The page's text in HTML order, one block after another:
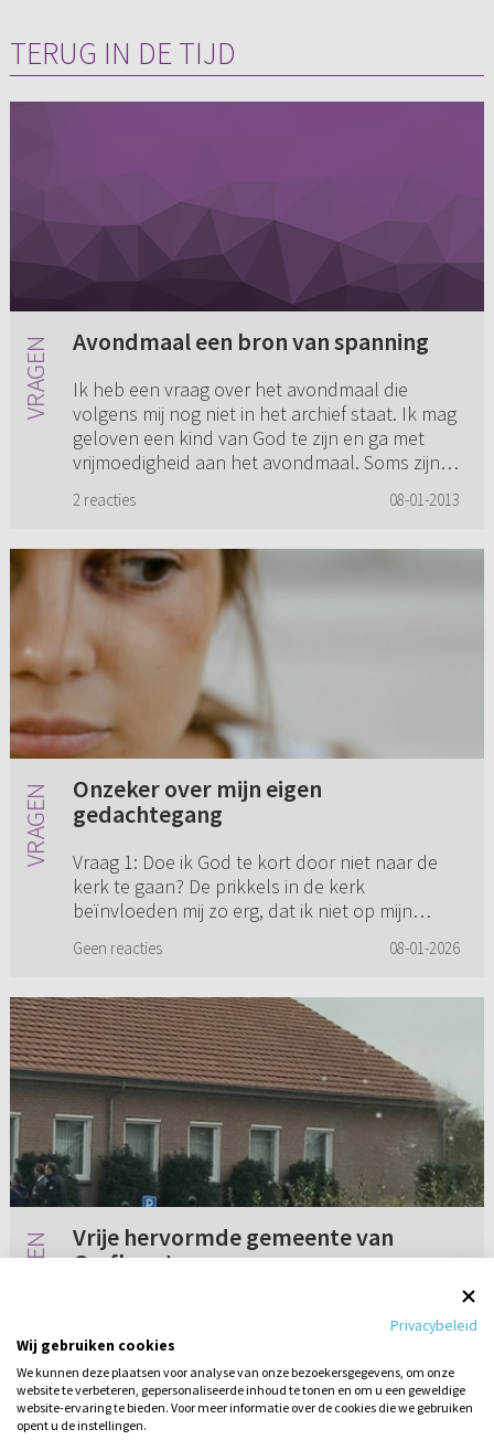
TERUG IN DE TIJD
Avondmaal een bron van spanning
Ik heb een vraag over het avondmaal die
volgens mij nog niet in het archief staat. Ik mag
geloven een kind van God te zijn en ga met
vrijmoedigheid aan het avondmaal. Soms zijn
2 reacties 08-01-2013
Onzeker over mijn eigen
gedachtegang
Vraag 1: Doe ik God te kort door niet naar de
kerk te gaan? De prikkels in de kerk
beïnvloeden mij zo erg, dat ik niet op mijn
mijn sociale problemen ben ik...
Geen reacties 08-01-2026
Vrije hervormde gemeente van
Grafhorst
klopt het dat de Hersteld Hervormde Kerk een
nieuwe gemeente er bij heeft sinds 1 januari
2019? In het verleden werd aangekondigd dat
de vrije hervormde g...
5 reacties 08-01-2019
Privacybeleid
Wij gebruiken cookies
We kunnen deze plaatsen voor analyse van onze bezoekersgegevens, om onze
website te verbeteren, gepersonaliseerde inhoud te tonen en om u een geweldige
website-ervaring te bieden. Voor meer informatie over de cookies die we gebruiken
opent u de instellingen.